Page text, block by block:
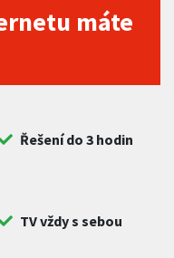
máte
Řešení do 3 hodin
TV vždy s sebou